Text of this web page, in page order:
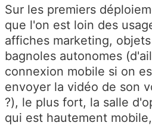
Sur les premiers
que l'on est loin des
affiches marketing,
bagnoles autonomes
connexion mobile si on
envoyer la vidéo de son
?), le plus fort, la salle
qui est hautement